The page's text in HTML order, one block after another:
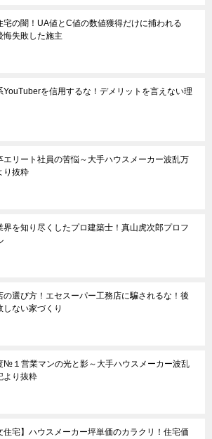
宅の闇！UA値とC値の数値獲得だけに捕われる
悔失敗した施主
YouTuberを信用するな！デメリットを言えない理
エリート社員の苦悩～大手ハウスメーカー波乱万
り抜粋
界を知り尽くしたプロ建築士！真山虎次郎プロフ
の選び方！エセスーパー工務店に騙されるな！後
しない家づくり
№１営業マンの光と影～大手ハウスメーカー波乱
より抜粋
住宅】ハウスメーカー坪単価のカラクリ！住宅価